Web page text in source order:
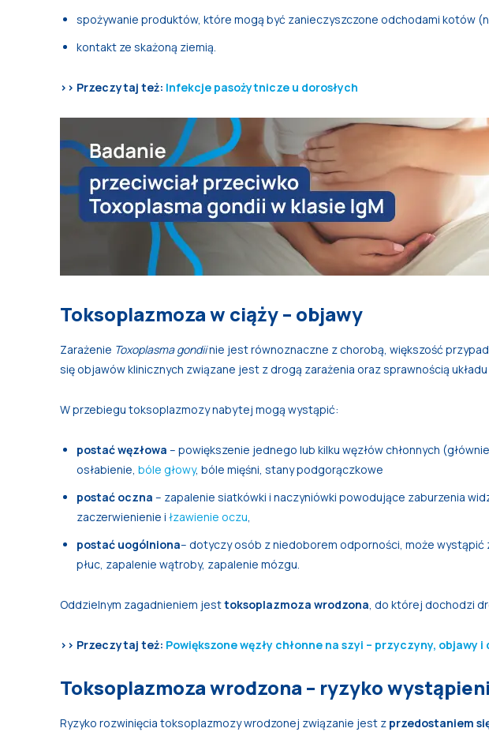
spożywanie produktów, które mogą być zanieczyszczone odchodami kotów
kontakt ze skażoną ziemią.
>> Przeczytaj też: Infekcje pasożytnicze u dorosłych
Toksoplazmoza w ciąży – objawy
Zarażenie Toxoplasma gondiinie jest równoznaczne z chorobą, większość
się objawów klinicznych związane jest z drogą zarażenia oraz sprawnością
W przebiegu toksoplazmozy nabytej mogą wystąpić:
postać węzłowa – powiększenie jednego lub kilku węzłów chłonnych
osłabienie, bóle głowy, bóle mięśni, stany podgorączkowe
postać oczna – zapalenie siatkówki i naczyniówki powodujące zaburzenia
zaczerwienienie i łzawienie oczu
postać uogólniona– dotyczy osób z niedoborem odporności, może wystąpić
płuc, zapalenie wątroby, zapalenie mózgu.
Oddzielnym zagadnieniem jesttoksoplazmoza wrodzona , do której dochodzi
>> Przeczytaj też: Powiększone węzły chłonne na szyi – przyczyny, objawy
Toksoplazmoza wrodzona – ryzyko
Ryzyko rozwinięcia toksoplazmozy wrodzonej związanie jest z przedostaniem